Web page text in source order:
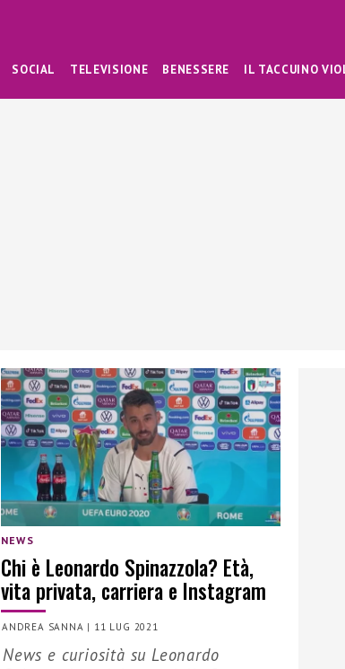
SOCIAL TELEVISIONE BENESSERE IL TACCUINO
NEWS
Chi è Leonardo Spinazzola? Età,
vita privata, carriera e Instagram
ANDREA SANNA | 11 LUG 2021
News e curiosità su Leonardo